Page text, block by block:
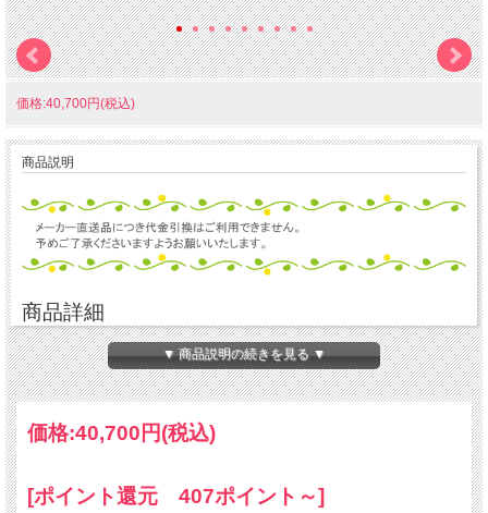
価格:40,700円(税込)
商品説明
商品詳細
●口金：GX53-1（付属の変換ソケットにてE26
口金に対応） ●光源：近赤外線830～870nm
●放射照度（光源から300mm）：450μW/cm2
▼ 商品説明の続きを見る ▼
価格:40,700円(税込)
[ポイント還元 407ポイント～]